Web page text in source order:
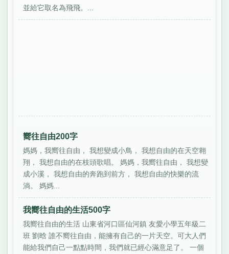
並給它取名為飛飛。...
嚮往自由200字
媽媽，我嚮往自由， 我想變成小鳥， 我想自由的在天空翱
翔， 我想自由的在枝頭歌唱。 媽媽，我嚮往自由， 我想變
成小溪， 我想自由的奔跑到前方， 我想自由的快樂的流
淌。 媽媽...
我嚮往自由的生活500字
我嚮往自由的生活 山東省河口區仙河鎮 友愛小學五年級二
班 劉晗 誰不嚮往自由，能擁有自己的一片天空。可大人們
能給我們自己一點點時間，我們就已經心滿意足了。 一個